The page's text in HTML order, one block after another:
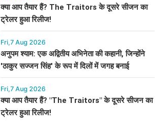
क्या आप तैयार हैं? The Traitors के दूसरे सीजन का
ट्रेलर हुआ रिलीज!
Fri,7 Aug 2026
अनुपम श्याम: एक अद्वितीय अभिनेता की कहानी, जिन्होंने
'ठाकुर सज्जन सिंह' के रूप में दिलों में जगह बनाई
Fri,7 Aug 2026
क्या आप तैयार हैं? "The Traitors" के दूसरे सीजन का
ट्रेलर हुआ रिलीज!